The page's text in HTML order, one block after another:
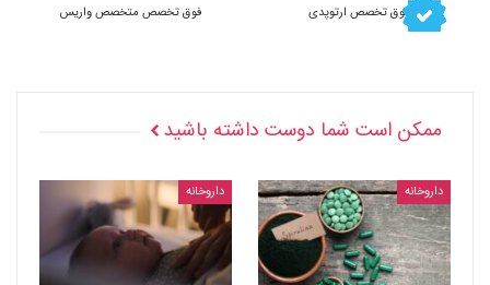
فوق تخصص ارتوپدی فوق تخصص متخصص واریس
ممکن است شما دوست داشته باشید
داروخانه داروخانه